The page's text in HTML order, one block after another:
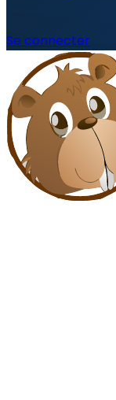
Se connecter